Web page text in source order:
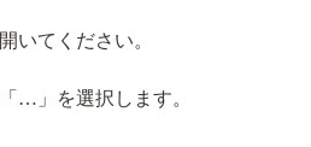
いてください。
…」を選択します。